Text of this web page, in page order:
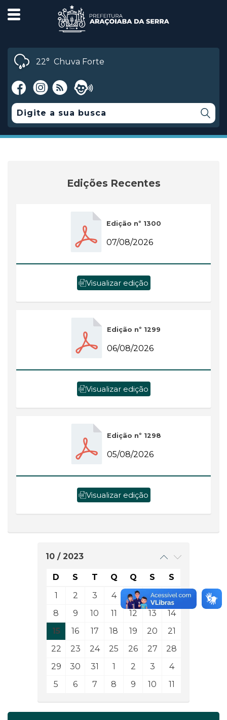
22° Chuva Forte
Edições Recentes
Edição nº 1300
07/08/2026
Visualizar edição
Edição nº 1299
06/08/2026
Visualizar edição
Edição nº 1298
05/08/2026
Visualizar edição
10 / 2023
D S T Q Q S
S
1
2 3 4 5 6
7
8
9 10 11 12 13
14
15
16 17 18 19 20
21
22
23 24 25 26 27
28
29
30 31 1 2 3
4
5
6 7 8 9 10 11